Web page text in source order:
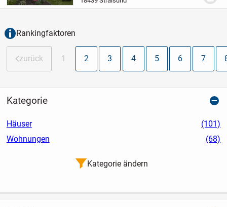
investieren in Sicherheit+++In einer der
Rankingfaktoren
zurück 1 2 3 4 5 6 7
Kategorie
Häuser
(101)
Wohnungen
(68)
Kategorie ändern